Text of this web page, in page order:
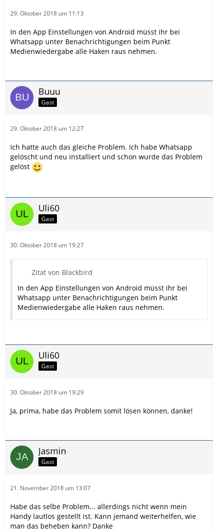
29. Oktober 2018 um 11:13
In den App Einstellungen von Android müsst ihr bei
Whatsapp unter Benachrichtigungen beim Punkt
Medienwiedergabe alle Haken raus nehmen.
Buuu
Gast
29. Oktober 2018 um 12:27
Ich hatte auch das gleiche Problem. Ich habe Whatsapp
gelöscht und neu installiert und schon wurde das Problem
gelöst
Uli60
Gast
30. Oktober 2018 um 19:27
Zitat von Blackbird
In den App Einstellungen von Android müsst ihr bei
Whatsapp unter Benachrichtigungen beim Punkt
Medienwiedergabe alle Haken raus nehmen.
Uli60
Gast
30. Oktober 2018 um 19:29
Ja, prima, habe das Problem somit lösen können, danke!
Jasmin
Gast
21. November 2018 um 13:07
Habe das selbe Problem... allerdings nicht wenn mein
Handy lautlos gestellt ist. Kann jemand weiterhelfen, wie
man das beheben kann? Danke